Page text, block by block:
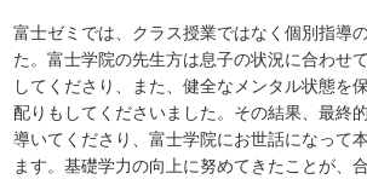
富士ゼミでは、クラス授業ではなく個別指導
た。富士学院の先生方は息子の状況に合わせ
してくださり、また、健全なメンタル状態を
配りもしてくださいました。その結果、最終
導いてくださり、富士学院にお世話になって
ます。基礎学力の向上に努めてきたことが、